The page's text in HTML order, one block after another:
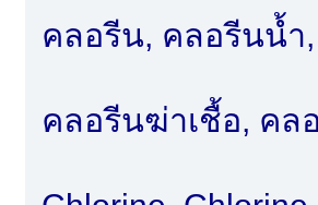
คลอรีน, คลอรีนน้ำ
คลอรีนฆ่าเชื้อ, คล